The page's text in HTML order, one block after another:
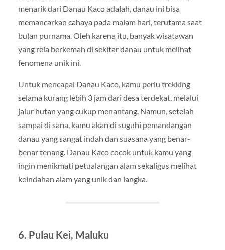
menarik dari Danau Kaco adalah, danau ini bisa
memancarkan cahaya pada malam hari, terutama saat
bulan purnama. Oleh karena itu, banyak wisatawan
yang rela berkemah di sekitar danau untuk melihat
fenomena unik ini.
Untuk mencapai Danau Kaco, kamu perlu trekking
selama kurang lebih 3 jam dari desa terdekat, melalui
jalur hutan yang cukup menantang. Namun, setelah
sampai di sana, kamu akan di suguhi pemandangan
danau yang sangat indah dan suasana yang benar-
benar tenang. Danau Kaco cocok untuk kamu yang
ingin menikmati petualangan alam sekaligus melihat
keindahan alam yang unik dan langka.
6. Pulau Kei, Maluku